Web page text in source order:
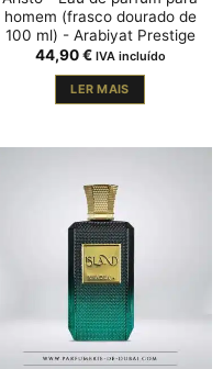
homem (frasco dourado de
100 ml) - Arabiyat Prestige
44,90€ IVA incluído
LER MAIS